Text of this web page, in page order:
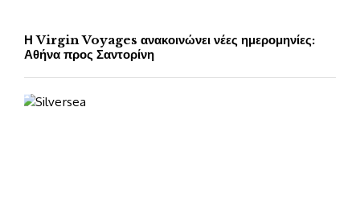
Η Virgin Voyages ανακοινώνει νέες ημερομηνίες:
Αθήνα προς Σαντορίνη